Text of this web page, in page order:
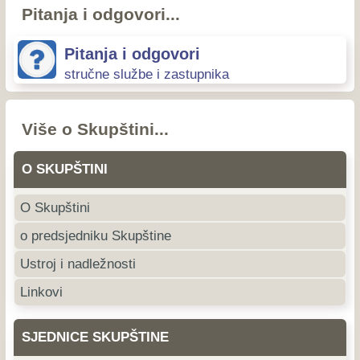
Pitanja i odgovori...
Pitanja i odgovori
stručne službe i zastupnika
Više o Skupštini...
O SKUPŠTINI
O Skupštini
o predsjedniku Skupštine
Ustroj i nadležnosti
Linkovi
SJEDNICE SKUPŠTINE